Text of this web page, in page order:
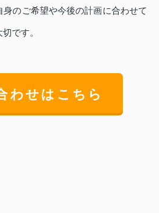
身のご希望や今後の計画に合わせて
です。
わせはこちら